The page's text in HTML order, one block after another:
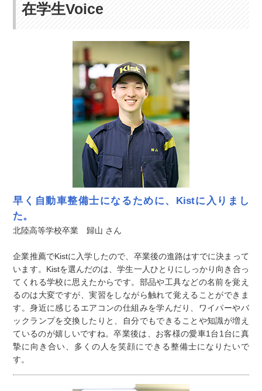
在学生Voice
早く自動車整備士になるために、Kistに入りまし
た。
北陸高等学校卒業 歸山 さん
企業推薦でKistに入学したので、卒業後の進路はすでに決まって
います。Kistを選んだのは、学生一人ひとりにしっかり向き合っ
てくれる学校に思えたからです。部品や工具などの名前を覚え
るのは大変ですが、実習をしながら触れて覚えることができま
す。身近に感じるエアコンの仕組みを学んだり、ワイパーやバ
ックランプを交換したりと、自分でもできることや知識が増え
ているのが嬉しいですね。卒業後は、お客様の愛車1台1台に真
摯に向き合い、多くの人を笑顔にできる整備士になりたいで
す。